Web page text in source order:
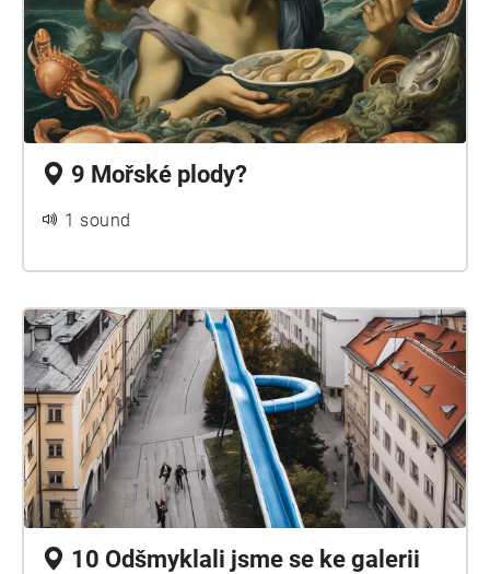
9 Mořské plody?
1 sound
10 Odšmyklali jsme se ke galerii